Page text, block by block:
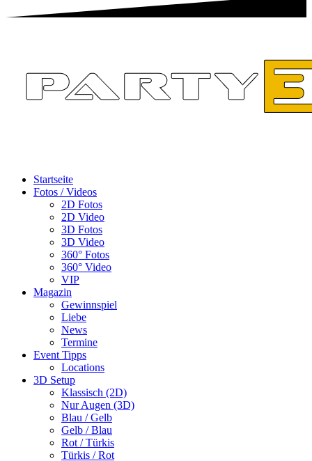
Startseite
Fotos / Videos
2D Fotos
2D Video
3D Fotos
3D Video
360° Fotos
360° Video
VIP
Magazin
Gewinnspiel
Liebe
News
Termine
Event Tipps
Locations
3D Setup
Klassisch (2D)
Nur Augen (3D)
Blau / Gelb
Gelb / Blau
Rot / Türkis
Türkis / Rot